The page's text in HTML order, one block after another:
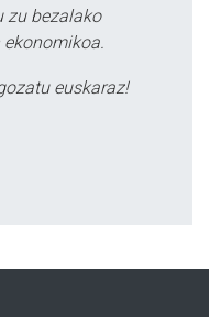
zu bezalako
euskaraz!